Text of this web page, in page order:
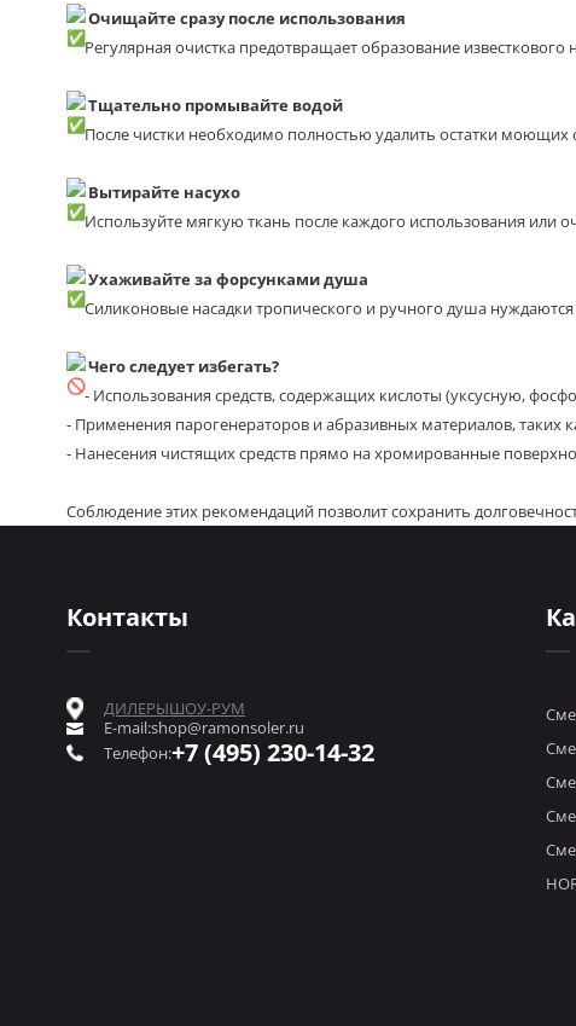
Очищайте сразу после использования
Регулярная очистка предотвращает образование известкового
Тщательно промывайте водой
После чистки необходимо полностью удалить остатки
Вытирайте насухо
Используйте мягкую ткань после каждого использования или
Ухаживайте за форсунками душа
Силиконовые насадки тропического и ручного душа
Чего следует избегать?
- Использования средств, содержащих кислоты (уксусную,
- Применения парогенераторов и абразивных материалов, таких
- Нанесения чистящих средств прямо на хромированные
Соблюдение этих рекомендаций позволит сохранить
Контакты
ДИЛЕРЫШОУ-РУМ
E-mail:shop@ramonsoler.ru
Телефон:+7 (495) 230-14-32